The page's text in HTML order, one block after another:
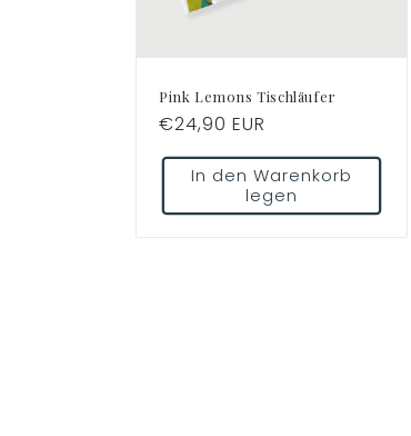
Pink Lemons Tischläufer
Normaler
Preis
€24,90 EUR
In den Warenkorb
legen